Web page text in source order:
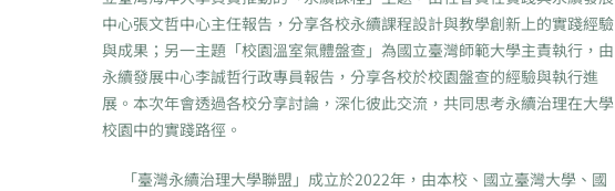
中心張文哲中心主任報告，分享各校永續課程設計與教學創新上的實踐經驗
與成果；另一主題「校園溫室氣體盤查」為國立臺灣師範大學主責執行，由
永續發展中心李誠哲行政專員報告，分享各校於校園盤查的經驗與執行進
展。本次年會透過各校分享討論，深化彼此交流，共同思考永續治理在大學
校園中的實踐路徑。
「臺灣永續治理大學聯盟」成立於2022年，由本校、國立臺灣大學、國